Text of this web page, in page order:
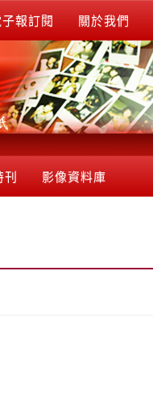
子報訂閱 關於我們
刊 影像資料庫